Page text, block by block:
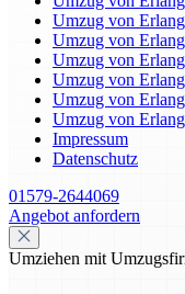
Umzug von
Umzug von
Umzug von
Umzug von
Umzug von
Umzug von
Impressum
Datenschutz
01579-2644069
Angebot anfordern
Umziehen mit